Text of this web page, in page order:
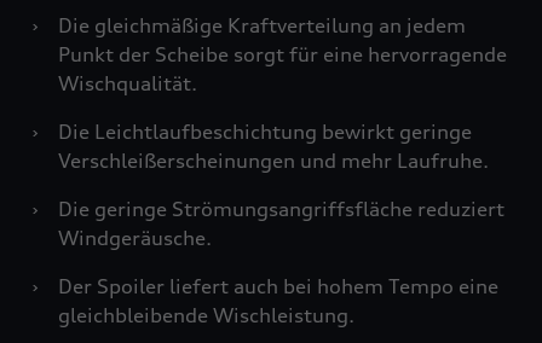
›
Die gleichmäßige Kraftverteilung an jedem
Punkt der Scheibe sorgt für eine hervorragende
Wischqualität.
›
Die Leichtlaufbeschichtung bewirkt geringe
Verschleißerscheinungen und mehr Laufruhe.
›
Die geringe Strömungsangriffsfläche reduziert
Windgeräusche.
›
Der Spoiler liefert auch bei hohem Tempo eine
gleichbleibende Wischleistung.